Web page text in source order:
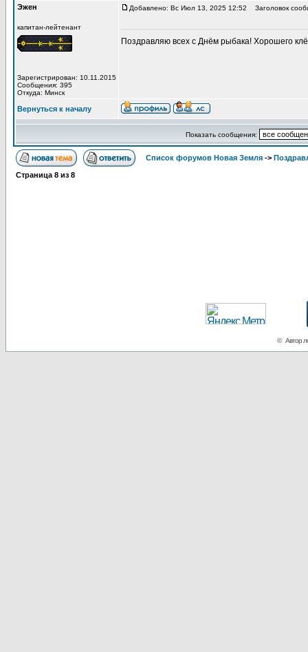
Эжен
капитан-лейтенант
Зарегистрирован: 10.11.2015
Сообщения: 395
Откуда: Минск
Добавлено: Вс Июл 13, 2025 12:52 Заголовок
Поздравляю всех с Днём рыбака! Хорошего
Вернуться к началу
Показать сообщения:
Список форумов Новая Земля ->
Страница 8 из 8
© Автор